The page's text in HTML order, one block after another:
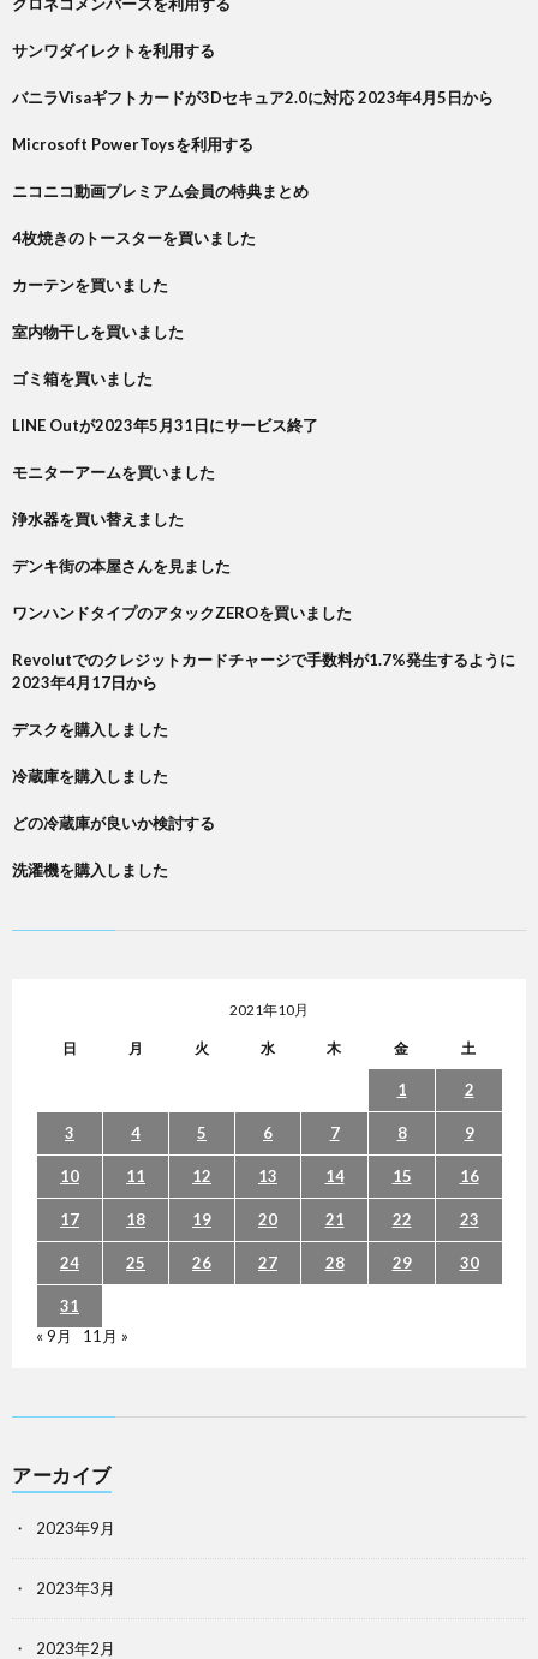
サンワダイレクトを利用する
バニラVisaギフトカードが3Dセキュア2.0に対応 2023年4月5日から
Microsoft PowerToysを利用する
ニコニコ動画プレミアム会員の特典まとめ
4枚焼きのトースターを買いました
カーテンを買いました
室内物干しを買いました
ゴミ箱を買いました
LINE Outが2023年5月31日にサービス終了
モニターアームを買いました
浄水器を買い替えました
デンキ街の本屋さんを見ました
ワンハンドタイプのアタックZEROを買いました
Revolutでのクレジットカードチャージで手数料が1.7%発生するように
2023年4月17日から
デスクを購入しました
冷蔵庫を購入しました
どの冷蔵庫が良いか検討する
洗濯機を購入しました
2021年10月
日 月 火 水 木 金 土
1 2
3 4 5 6 7 8 9
10 11 12 13 14 15 16
17 18 19 20 21 22 23
24 25 26 27 28 29 30
31
« 9月
11月 »
アーカイブ
2023年9月
2023年3月
2023年2月